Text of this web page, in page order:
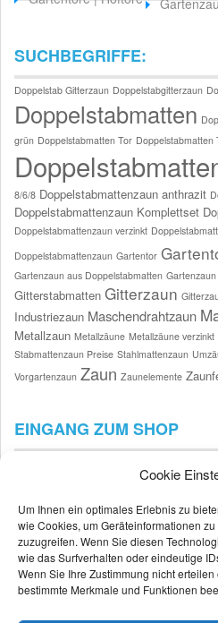
Cookie
Um Ihnen ein optimales Erlebnis zu
wie Cookies, um Geräteinformationen
zuzugreifen. Wenn Sie diesen
wie das Surfverhalten oder eindeutige
Wenn Sie Ihre Zustimmung nicht
bestimmte Merkmale und Funktionen
SUCHBEGRIFFE:
Doppelstab Gitterzaun Doppelstabgitterzaun
Doppelstabmatten
grün Doppelstabmatten Tor Doppelstabmatten
8/6/8 Doppelstabmattenzaun anthrazit
Doppelstabmattenzaun Komplettset
Doppelstabmattenzaun verzinkt
Doppelstabmattenzaun Gartentor
Gartenzaun aus Doppelstabmatten
Gitterstabmatten Gitterzaun
Industriezaun Maschendrahtzaun
Metallzaun Metallzäune Metallzäune verzinkt
Stabmattenzaun Preise Stahlmattenzaun
Vorgartenzaun Zaun Zaunelemente
EINGANG ZUM SHOP